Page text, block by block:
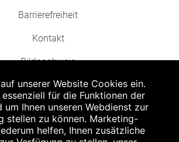
Barrierefreiheit
Kontakt
Bildnachweis
Mengen, solange der Vorrat reicht. Für Druck-
unserer Website Cookies ein.
für die Funktionen der
um Ihnen unseren Webdienst zur
stellen zu können. Marketing-
helfen, Ihnen zusätzliche